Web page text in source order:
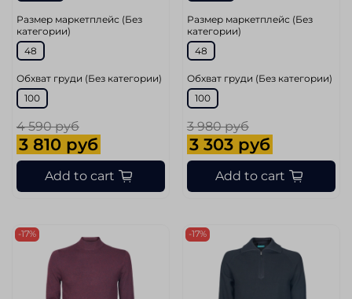
Размер маркетплейс (Без
категории)
48
Обхват груди (Без категории)
100
4 590 руб
3 810 руб
Add to cart
Размер маркетплейс (Без
категории)
48
Обхват груди (Без категории)
100
3 980 руб
3 303 руб
Add to cart
-17% -17%